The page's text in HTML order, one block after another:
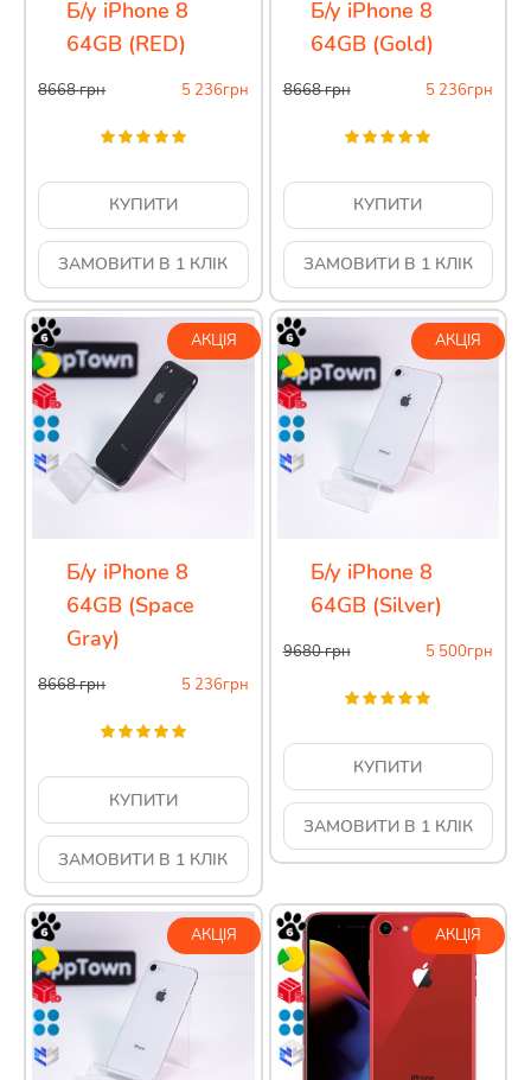
Б/у iPhone 8
64GB (RED)
8668грн 5 236грн
КУПИТИ
ЗАМОВИТИ В 1 КЛІК
Б/у iPhone 8
64GB (Gold)
8668грн 5 236грн
КУПИТИ
ЗАМОВИТИ В 1 КЛІК
АКЦІЯ
Б/у iPhone 8
64GB (Space
Gray)
8668грн 5 236грн
КУПИТИ
ЗАМОВИТИ В 1 КЛІК
АКЦІЯ
Б/у iPhone 8
64GB (Silver)
9680грн 5 500грн
КУПИТИ
ЗАМОВИТИ В 1 КЛІК
АКЦІЯ АКЦІЯ